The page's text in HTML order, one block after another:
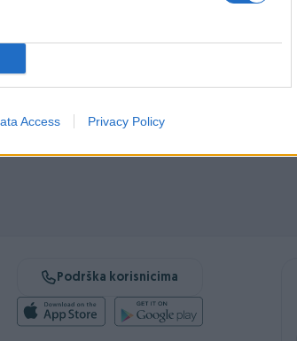
Access Privacy Policy
trgovine
Podrška korisnicima